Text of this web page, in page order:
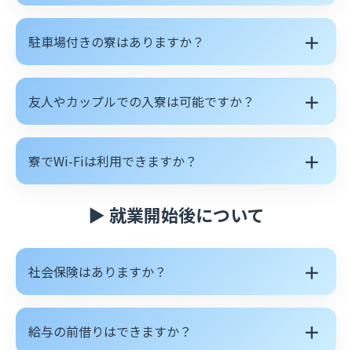
駐車場付きの寮はありますか？ ＋
友人やカップルでの入寮は可能ですか？ ＋
寮でWi-Fiは利用できますか？ ＋
▶ 就業開始後について
社会保険はありますか？ ＋
給与の前借りはできますか？ ＋